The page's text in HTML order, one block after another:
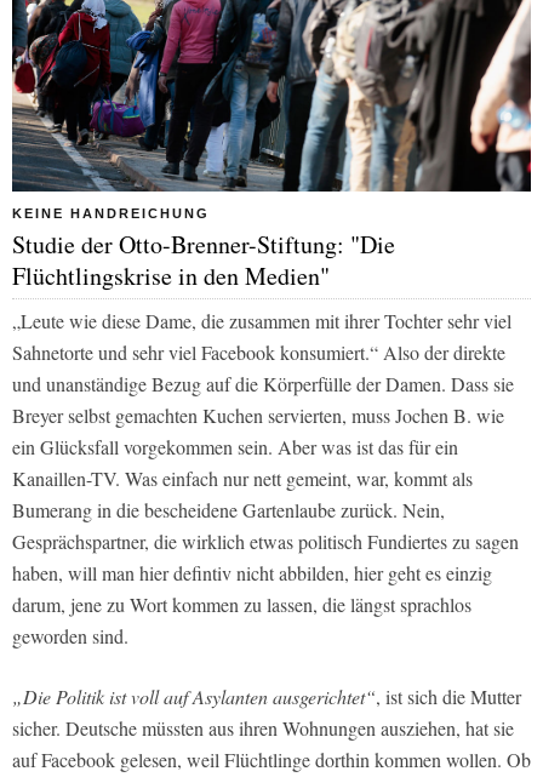
KEINE HANDREICHUNG
Studie der Otto-Brenner-Stiftung: "Die
Flüchtlingskrise in den Medien"
„Leute wie diese Dame, die zusammen mit ihrer Tochter sehr viel
Sahnetorte und sehr viel Facebook konsumiert.“Also der direkte
und unanständige Bezug auf die Körperfülle der Damen. Dass sie
Breyer selbst gemachten Kuchen servierten, muss Jochen B. wie
ein Glücksfall vorgekommen sein. Aber was ist das für ein
Kanaillen-TV. Was einfach nur nett gemeint, war, kommt als
Bumerang in die bescheidene Gartenlaube zurück. Nein,
Gesprächspartner, die wirklich etwas politisch Fundiertes zu sagen
haben, will man hier defintiv nicht abbilden, hier geht es einzig
darum, jene zu Wort kommen zu lassen, die längst sprachlos
geworden sind.
„Die Politik ist voll auf Asylanten ausgerichtet“, ist sich die Mutter
sicher. Deutsche müssten aus ihren Wohnungen ausziehen, hat sie
auf Facebook gelesen, weil Flüchtlinge dorthin kommen wollen. Ob